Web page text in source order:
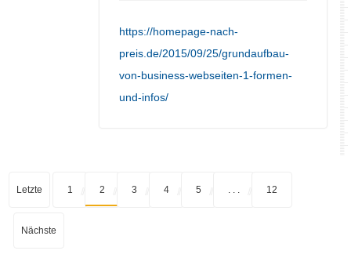
https://homepage-nach-
preis.de/2015/09/25/grundaufbau-
von-business-webseiten-1-formen-
und-infos/
Letzte 1 2 3 4 5 12
Nächste